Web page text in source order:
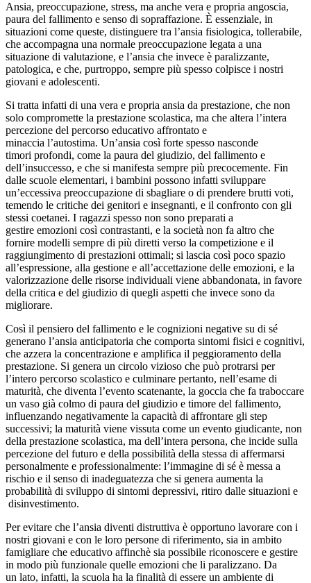
Ansia, preoccupazione, stress, ma anche vera e propria angoscia,
paura del fallimento e senso di sopraffazione. È essenziale, in
situazioni come queste, distinguere tra l’ansia fisiologica, tollerabile,
che accompagna una normale preoccupazione legata a una
situazione di valutazione, e l’ansia che invece è paralizzante,
patologica, e che, purtroppo, sempre più spesso colpisce i nostri
giovani e adolescenti.
Si tratta infatti di una vera e propria ansia da prestazione, che non
solo compromette la prestazione scolastica, ma che altera l’intera
percezione del percorso educativo affrontato e
minaccia l’autostima. Un’ansia così forte spesso nasconde
timori profondi, come la paura del giudizio, del fallimento e
dell’insuccesso, e che si manifesta sempre più precocemente. Fin
dalle scuole elementari, i bambini possono infatti sviluppare
un’eccessiva preoccupazione di sbagliare o di prendere brutti voti,
temendo le critiche dei genitori e insegnanti, e il confronto con gli
stessi coetanei. I ragazzi spesso non sono preparati a
gestire emozioni così contrastanti, e la società non fa altro che
fornire modelli sempre di più diretti verso la competizione e il
raggiungimento di prestazioni ottimali; si lascia così poco spazio
all’espressione, alla gestione e all’accettazione delle emozioni, e la
valorizzazione delle risorse individuali viene abbandonata, in favore
della critica e del giudizio di quegli aspetti che invece sono da
migliorare.
Così il pensiero del fallimento e le cognizioni negative su di sé
generano l’ansia anticipatoria che comporta sintomi fisici e cognitivi,
che azzera la concentrazione e amplifica il peggioramento della
prestazione. Si genera un circolo vizioso che può protrarsi per
l’intero percorso scolastico e culminare pertanto, nell’esame di
maturità, che diventa l’evento scatenante, la goccia che fa traboccare
un vaso già colmo di paura del giudizio e timore del fallimento,
influenzando negativamente la capacità di affrontare gli step
successivi; la maturità viene vissuta come un evento giudicante, non
della prestazione scolastica, ma dell’intera persona, che incide sulla
percezione del futuro e della possibilità della stessa di affermarsi
personalmente e professionalmente: l’immagine di sé è messa a
rischio e il senso di inadeguatezza che si genera aumenta la
probabilità di sviluppo di sintomi depressivi, ritiro dalle situazioni e
disinvestimento.
Per evitare che l’ansia diventi distruttiva è opportuno lavorare con i
nostri giovani e con le loro persone di riferimento, sia in ambito
famigliare che educativo affinchè sia possibile riconoscere e gestire
in modo più funzionale quelle emozioni che li paralizzano. Da
un lato, infatti, la scuola ha la finalità di essere un ambiente di